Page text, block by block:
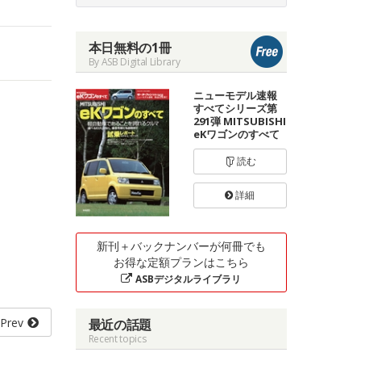
Prev
本日無料の1冊
By ASB Digital Library
ニューモデル速報
すべてシリーズ第
291弾 MITSUBISHI
eKワゴンのすべて
読む
詳細
新刊＋バックナンバーが何冊でも
お得な定額プランはこちら
ASBデジタルライブラリ
最近の話題
Recent topics